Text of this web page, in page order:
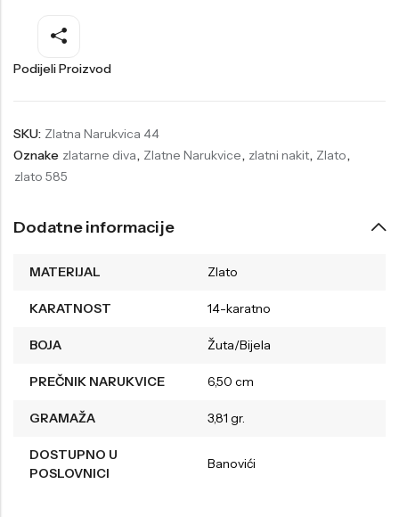
Podijeli Proizvod
SKU: Zlatna Narukvica 44
Oznake zlatarne diva, Zlatne Narukvice, zlatni nakit, Zlato,
zlato 585
Dodatne informacije
MATERIJAL Zlato
KARATNOST 14-karatno
BOJA Žuta/Bijela
PREČNIK NARUKVICE 6,50 cm
GRAMAŽA 3,81 gr.
DOSTUPNO U
POSLOVNICI
Banovići
Welder
Liu-Jo
Festina
Wesse
Wesse
Daisy Dixon
Diesel
Lotus